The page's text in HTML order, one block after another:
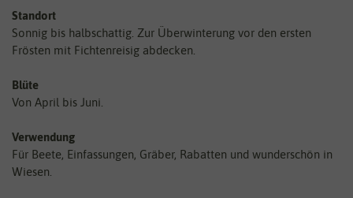
Standort
Sonnig bis halbschattig. Zur Überwinterung vor den ersten
Frösten mit Fichtenreisig abdecken.
Blüte
Von April bis Juni.
Verwendung
Für Beete, Einfassungen, Gräber, Rabatten und wunderschön in
Wiesen.